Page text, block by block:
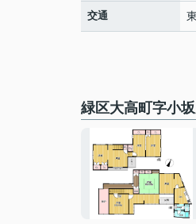
交通
緑区大高町字小